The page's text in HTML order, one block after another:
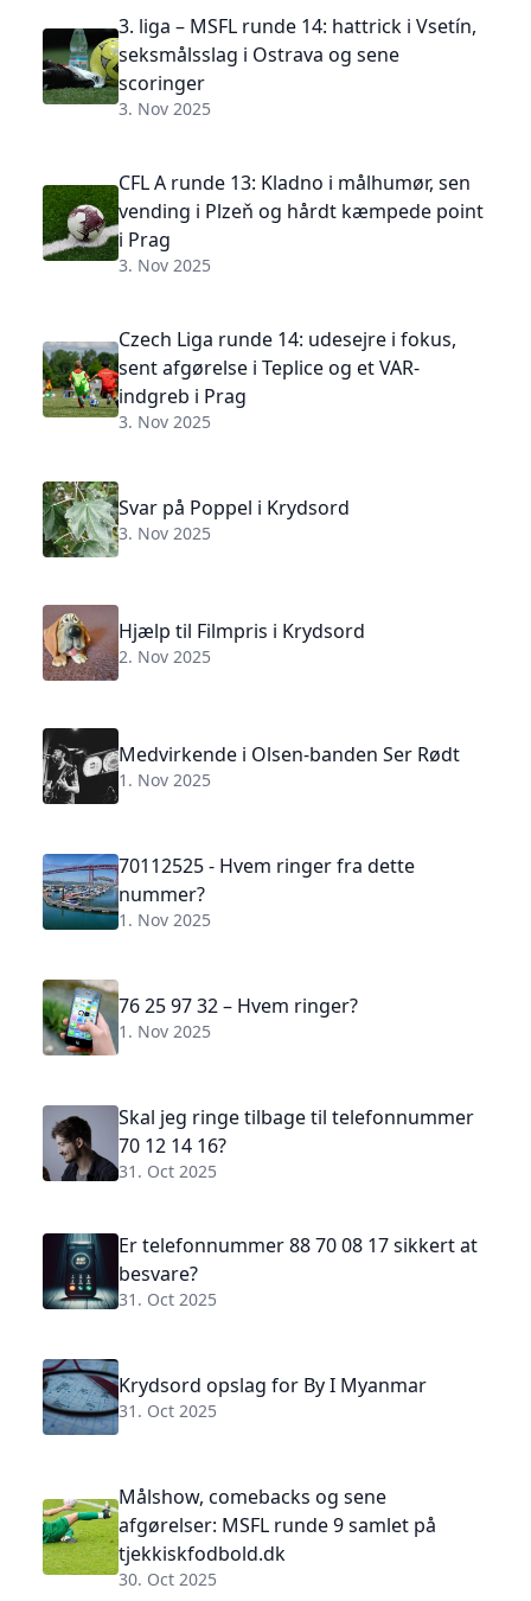
3. liga – MSFL runde 14: hattrick i Vsetín,
seksmålsslag i Ostrava og sene
scoringer
3. Nov 2025
CFL A runde 13: Kladno i målhumør, sen
vending i Plzeň og hårdt kæmpede point
i Prag
3. Nov 2025
Czech Liga runde 14: udesejre i fokus,
sent afgørelse i Teplice og et VAR-
indgreb i Prag
3. Nov 2025
Svar på Poppel i Krydsord
3. Nov 2025
Hjælp til Filmpris i Krydsord
2. Nov 2025
Medvirkende i Olsen-banden Ser Rødt
1. Nov 2025
70112525 - Hvem ringer fra dette
nummer?
1. Nov 2025
76 25 97 32 – Hvem ringer?
1. Nov 2025
Skal jeg ringe tilbage til telefonnummer
70 12 14 16?
31. Oct 2025
Er telefonnummer 88 70 08 17 sikkert at
besvare?
31. Oct 2025
Krydsord opslag for By I Myanmar
31. Oct 2025
Målshow, comebacks og sene
afgørelser: MSFL runde 9 samlet på
tjekkiskfodbold.dk
30. Oct 2025